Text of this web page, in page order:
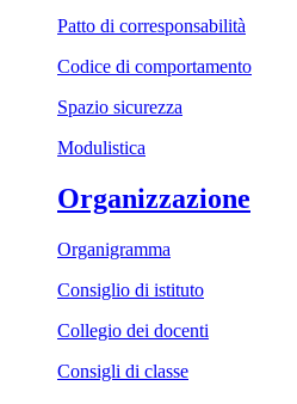
Patto di corresponsabilità
Codice di comportamento
Spazio sicurezza
Modulistica
Organizzazione
Organigramma
Consiglio di istituto
Collegio dei docenti
Consigli di classe